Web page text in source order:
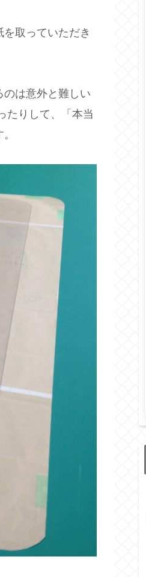
取っていただき
は意外と難しい
たりして、「本当